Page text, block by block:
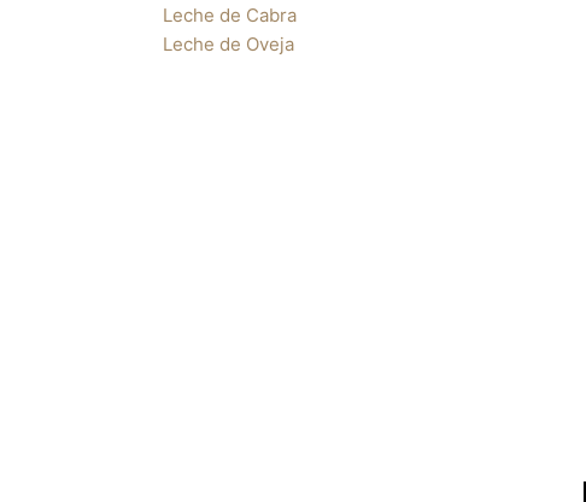
Leche de Cabra
Leche de Oveja